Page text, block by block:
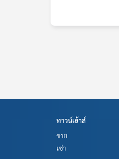
Tel :0612479826
ทาวน์เฮ้าส์
ขาย
เช่า